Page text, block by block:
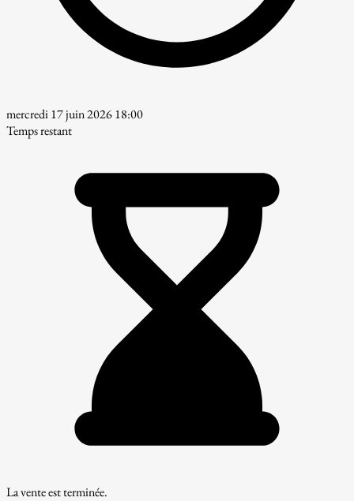
mercredi 17 juin 2026 18:00
Temps restant
La vente est terminée.